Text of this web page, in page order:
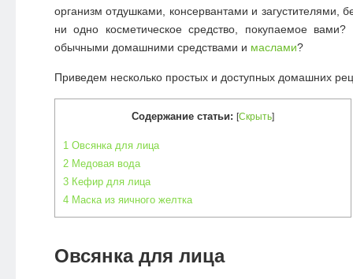
организм отдушками, консервантами и загустителями,
ни одно косметическое средство, покупаемое
обычными домашними средствами и маслами?
Приведем несколько простых и доступных домашних
Содержание статьи: [Скрыть]
1Овсянка для лица
2Медовая вода
3Кефир для лица
4Маска из яичного желтка
Овсянка для лица